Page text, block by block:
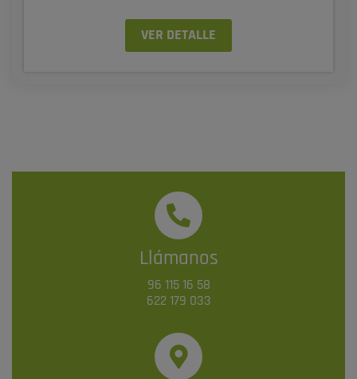
VER DETALLE
Llámanos
96 115 16 58
622 179 033